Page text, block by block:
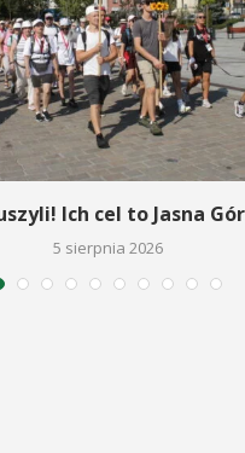
Ich cel to Jasna
5 sierpnia 2026